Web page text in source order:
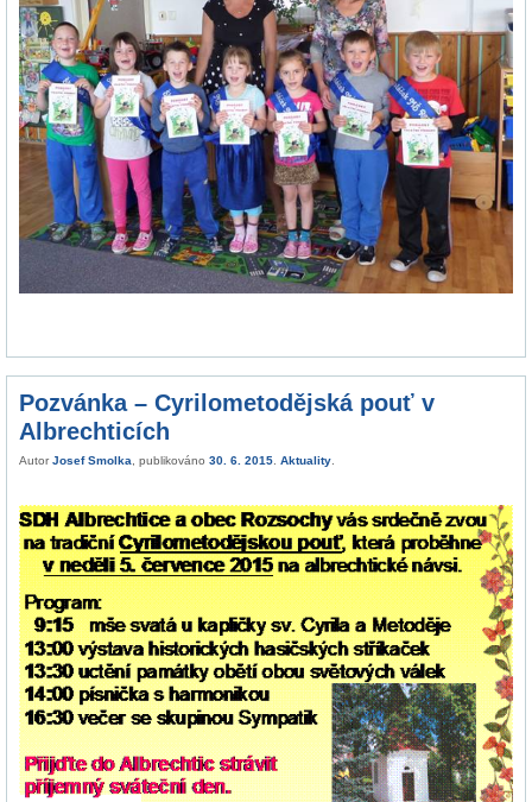
Pozvánka – Cyrilometodějská pouť v
Albrechticích
Autor Josef Smolka , publikováno 30. 6. 2015 Aktuality